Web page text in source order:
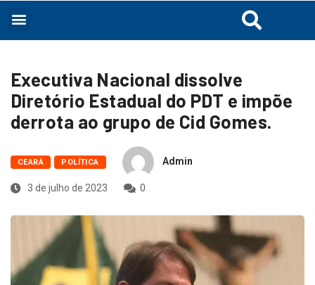
Executiva Nacional dissolve
Diretório Estadual do PDT e impõe
derrota ao grupo de Cid Gomes.
CEARÁ POLÍTICA Admin
3 de julho de 2023 0